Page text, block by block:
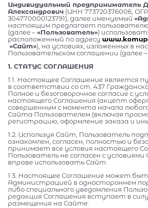
Индивидуальный предприниматель
Александрович (ИНН 773720376006,
304770000123791), далее именуемый
настоящим предлагает
(далее –«Пользователь»)
расположенный по адресу
«Сайт»), на условиях, изложенных в
Пользовательском соглашении (далее –
1. СТАТУС СОГЛАШЕНИЯ
1.1. Настоящее Соглашение является
в соответствии со ст. 437
Полное и безоговорочное согласие с
настоящего Соглашения (акцепт
совершенным с момента начала
Сайта Пользователем (включая
регистрацию, оформление заказа и
1.2. Используя Сайт, Пользователь
ознакомлен, согласен, полностью и
принимает все условия настоящего
Пользователь не согласен с условиями
вправе использовать Сайт.
1.3. Настоящее Соглашение может
Администрацией в одностороннем
либо специального уведомления
редакция Соглашения вступает в
размещения на Сайте.